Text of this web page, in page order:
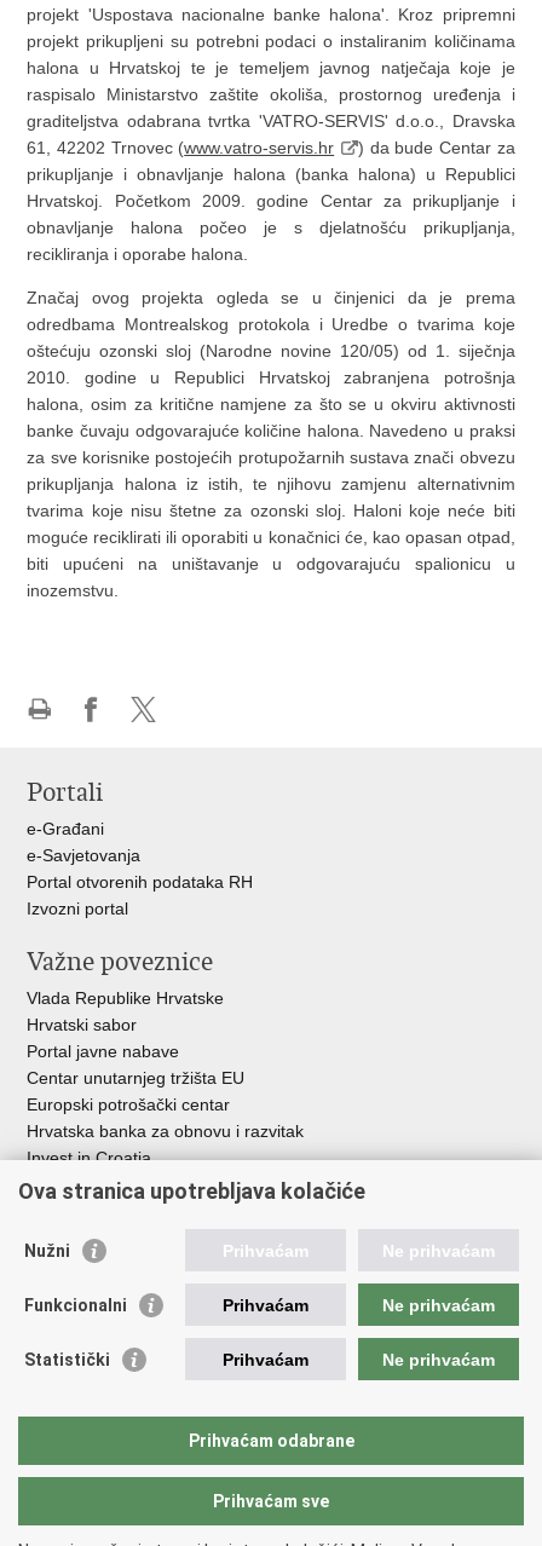
projekt 'Uspostava nacionalne banke halona'. Kroz pripremni
projekt prikupljeni su potrebni podaci o instaliranim količinama
halona u Hrvatskoj te je temeljem javnog natječaja koje je
raspisalo Ministarstvo zaštite okoliša, prostornog uređenja i
graditeljstva odabrana tvrtka 'VATRO-SERVIS' d.o.o., Dravska
61, 42202 Trnovec (www.vatro-servis.hr
) da bude Centar za
prikupljanje i obnavljanje halona (banka halona) u Republici
Hrvatskoj. Početkom 2009. godine Centar za prikupljanje i
obnavljanje halona počeo je s djelatnošću prikupljanja,
recikliranja i oporabe halona.
Značaj ovog projekta ogleda se u činjenici da je prema
odredbama Montrealskog protokola i Uredbe o tvarima koje
oštećuju ozonski sloj (Narodne novine 120/05) od 1. siječnja
2010. godine u Republici Hrvatskoj zabranjena potrošnja
halona, osim za kritične namjene za što se u okviru aktivnosti
banke čuvaju odgovarajuće količine halona. Navedeno u praksi
za sve korisnike postojećih protupožarnih sustava znači obvezu
prikupljanja halona iz istih, te njihovu zamjenu alternativnim
tvarima koje nisu štetne za ozonski sloj. Haloni koje neće biti
moguće reciklirati ili oporabiti u konačnici će, kao opasan otpad,
biti upućeni na uništavanje u odgovarajuću spalionicu u
inozemstvu.
Facebooku
Portali
e-Građani
e-Savjetovanja
Portal otvorenih podataka RH
Izvozni portal
Važne poveznice
Vlada Republike Hrvatske
Hrvatski sabor
Portal javne nabave
Centar unutarnjeg tržišta EU
Europski potrošački centar
Hrvatska banka za obnovu i razvitak
Invest in Croatia
Europska banka za obnovu i razvoj
Središnja agencija za financiranje i ugovaranje
Institucije i javne ustanove u nadležnosti
Ministarstva
Agencija za ugljikovodike
Hrvatska agencija za malo gospodarstvo, inovacije i investicije
Državni zavod za mjeriteljstvo
Ova stranica upotrebljava kolačiće
Nužni Prihvaćam Ne prihvaćam
Funkcionalni Prihvaćam Ne prihvaćam
Statistički Prihvaćam Ne prihvaćam
Prihvaćam odabrane
Prihvaćam sve